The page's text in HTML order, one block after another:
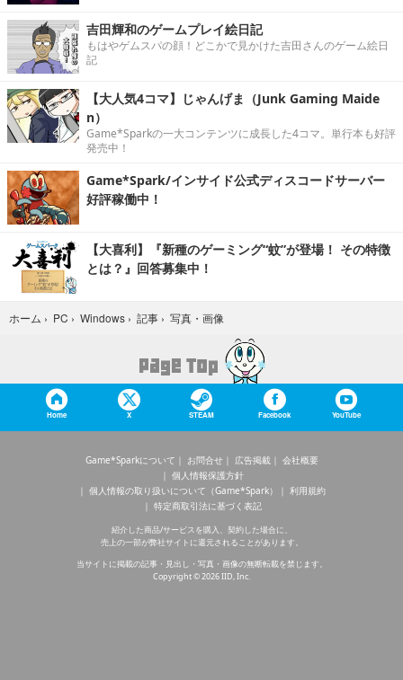
吉田輝和のゲームプレイ絵日記
もはやゲムスパの顔！どこかで見かけた吉田さんのゲーム絵日
記
【大人気4コマ】じゃんげま（Junk Gaming Maide
n）
Game*Sparkの一大コンテンツに成長した4コマ。単行本も好評
発売中！
Game*Spark/インサイド公式ディスコードサーバー
好評稼働中！
【大喜利】『新種のゲーミング“蚊”が登場！ その特徴
とは？』回答募集中！
ホーム › PC › Windows › 記事 › 写真・画像
Home X STEAM Facebook YouTube
Game*Sparkについて お問合せ 広告掲載
会社概要
個人情報保護方針
個人情報の取り扱いについて（Game*Spark）
利用規約
特定商取引法に基づく表記
紹介した商品/サービスを購入、契約した場合に、
売上の一部が弊社サイトに還元されることがあります。
当サイトに掲載の記事・見出し・写真・画像の無断転載を禁じます。
Copyright © 2026 IID, Inc.